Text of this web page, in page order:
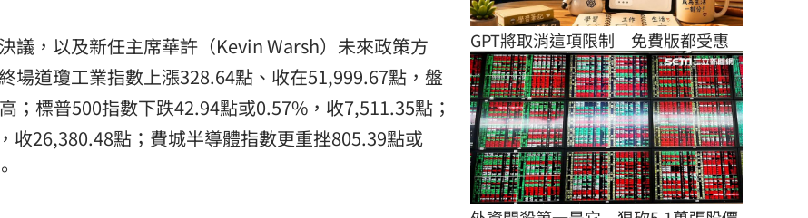
議，以及新任主席華許（Kevin Warsh）未來政策方
場道瓊工業指數上漲328.64點、收在51,999.67點，盤
；標普500指數下跌42.94點或0.57%，收7,511.35點；
收26,380.48點；費城半導體指數更重挫805.39點或
GPT將取消這項限制　免費版都受惠